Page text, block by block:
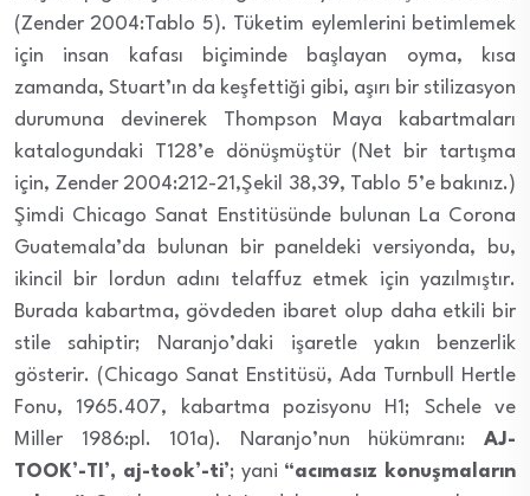
(Zender 2004:Tablo 5). Tüketim eylemlerini betimlemek
için insan kafası biçiminde başlayan oyma, kısa
zamanda, Stuart’ın da keşfettiği gibi, aşırı bir stilizasyon
durumuna devinerek Thompson Maya kabartmaları
katalogundaki T128’e dönüşmüştür (Net bir tartışma
için, Zender 2004:212-21,Şekil 38,39, Tablo 5’e bakınız.)
Şimdi Chicago Sanat Enstitüsünde bulunan La Corona
Guatemala’da bulunan bir paneldeki versiyonda, bu,
ikincil bir lordun adını telaffuz etmek için yazılmıştır.
Burada kabartma, gövdeden ibaret olup daha etkili bir
stile sahiptir; Naranjo’daki işaretle yakın benzerlik
gösterir. (Chicago Sanat Enstitüsü, Ada Turnbull Hertle
Fonu, 1965.407, kabartma pozisyonu H1; Schele ve
Miller 1986:pl. 101a). Naranjo’nun hükümranı: AJ-
TOOK’-TI’, aj-took’-ti’; yani “acımasız konuşmaların